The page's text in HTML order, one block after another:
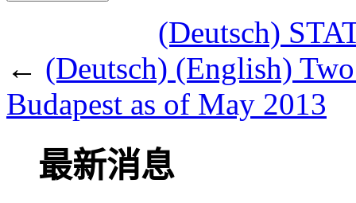
(Deutsch)
← (Deutsch) (English)
Budapest as of May 2013
最新消息